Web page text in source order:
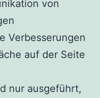
von
Verbesserungen
auf der Seite
nur ausgeführt,